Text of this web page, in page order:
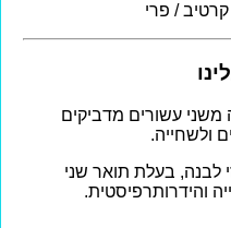
עשורים מדביקים
ולשחייה.
לבנה, בעלת תואר שני